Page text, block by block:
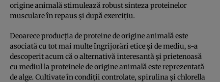
origine animală stimulează robust sinteza proteinelor
musculare în repaus și după exercițiu.
Deoarece producția de proteine ​​de origine animală este
asociată cu tot mai multe îngrijorări etice și de mediu, s-a
descoperit acum că o alternativă interesantă și prietenoasă
cu mediul la proteinele de origine animală este reprezentată
de alge. Cultivate în condiții controlate, spirulina și chlorella